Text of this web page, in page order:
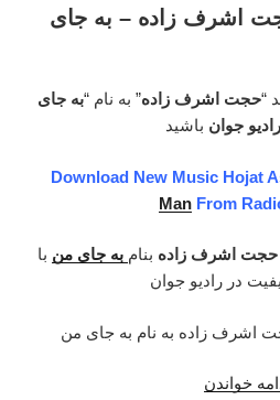
اشرف
مهربان
منی”
اشرف زاده – به جای
“حجت اشرف زاده” به نام “به جای
رادیو جوان باشید
Download New Music Hojat
ManFrom
حجت اشرف زاده بنام به جای من با
در رادیو جوان
خواندن